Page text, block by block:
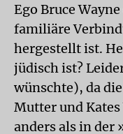
Ego Bruce
familiäre
hergestellt ist.
jüdisch ist?
wünschte), da
Mutter und Kates
anders als in der